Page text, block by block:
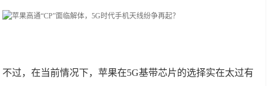
不过，在当前情况下，苹果在5G基带芯片的选择实在太过有